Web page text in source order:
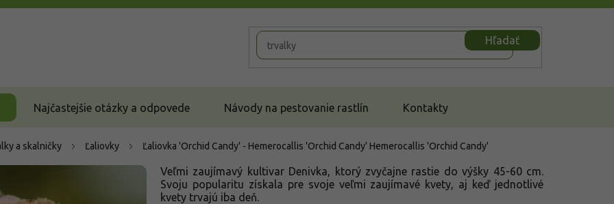
Hľadať
Najčastejšie otázky a odpovede Návody na pestovanie rastlín Kontakty
a skalničky Ľaliovky Ľaliovka 'Orchid Candy' - Hemerocallis 'Orchid Candy' Hemerocallis 'Orchid Candy'
Veľmi zaujímavý kultivar Denivka, ktorý zvyčajne rastie do výšky 45-60 cm.
Svoju popularitu získala pre svoje veľmi zaujímavé kvety, aj keď jednotlivé
kvety trvajú iba deň.